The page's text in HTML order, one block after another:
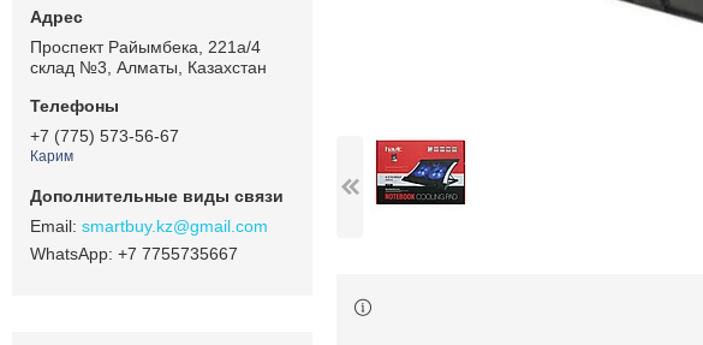
Проспект Райымбека, 221а/4
склад №3, Алматы, Казахстан
+7 (775) 573-56-67
Карим
smartbuy.kz@gmail.com
+7 7755735667